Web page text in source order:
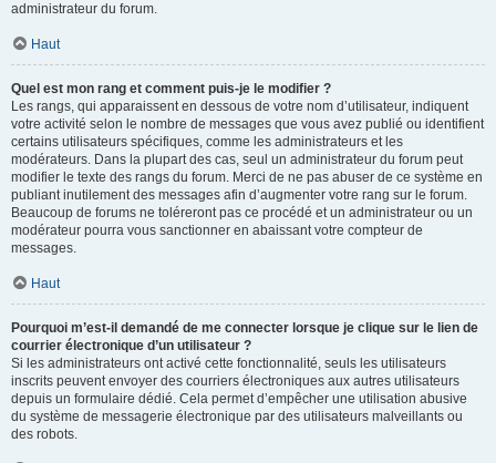
administrateur du forum.
Haut
Quel est mon rang et comment puis-je le modifier ?
Les rangs, qui apparaissent en dessous de votre nom d’utilisateur, indiquent
votre activité selon le nombre de messages que vous avez publié ou identifient
certains utilisateurs spécifiques, comme les administrateurs et les
modérateurs. Dans la plupart des cas, seul un administrateur du forum peut
modifier le texte des rangs du forum. Merci de ne pas abuser de ce système en
publiant inutilement des messages afin d’augmenter votre rang sur le forum.
Beaucoup de forums ne toléreront pas ce procédé et un administrateur ou un
modérateur pourra vous sanctionner en abaissant votre compteur de
messages.
Haut
Pourquoi m’est-il demandé de me connecter lorsque je clique sur le lien de
courrier électronique d’un utilisateur ?
Si les administrateurs ont activé cette fonctionnalité, seuls les utilisateurs
inscrits peuvent envoyer des courriers électroniques aux autres utilisateurs
depuis un formulaire dédié. Cela permet d’empêcher une utilisation abusive
du système de messagerie électronique par des utilisateurs malveillants ou
des robots.